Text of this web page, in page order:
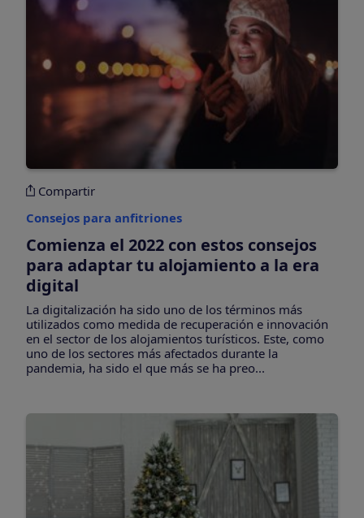
Compartir
Consejos para anfitriones
Comienza el 2022 con estos consejos
para adaptar tu alojamiento a la era
digital
La digitalización ha sido uno de los términos más
utilizados como medida de recuperación e innovación
en el sector de los alojamientos turísticos. Este, como
uno de los sectores más afectados durante la
pandemia, ha sido el que más se ha preo...